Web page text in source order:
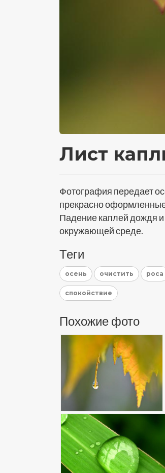
Лист
Фотография передает
прекрасно
Падение каплей дождя и
окружающей среде.
Теги
осень очистить роса
спокойствие
Похожие фото